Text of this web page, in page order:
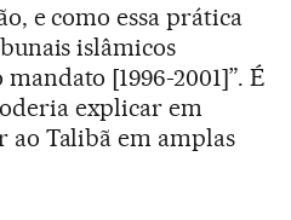
e como essa prática
islâmicos
[1996-2001]”. É
explicar em
Talibã em amplas